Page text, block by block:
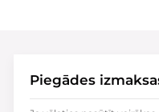
Piegādes